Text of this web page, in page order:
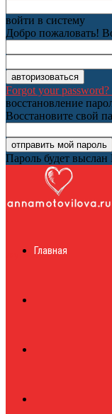
войти в систему
Добро пожаловать!
Forgot your password?
восстановление
Восстановите свой
Пароль будет
журналГлавная